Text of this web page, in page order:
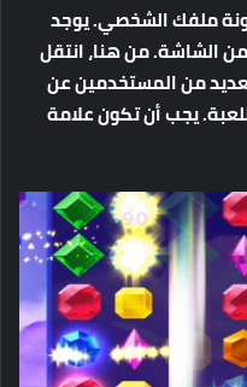
ملفك الشخصي. يوجد
الشاشة. من هنا، انتقل
من المستخدمين عن
يجب أن تكون علامة